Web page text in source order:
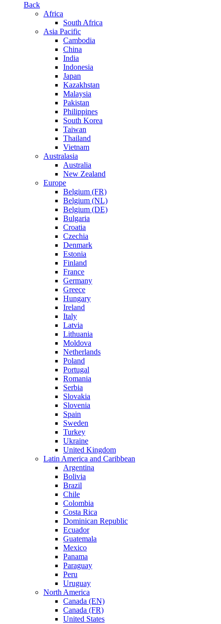
Back
Africa
South Africa
Asia Pacific
Cambodia
China
India
Indonesia
Japan
Kazakhstan
Malaysia
Pakistan
Philippines
South Korea
Taiwan
Thailand
Vietnam
Australasia
Australia
New Zealand
Europe
Belgium (FR)
Belgium (NL)
Belgium (DE)
Bulgaria
Croatia
Czechia
Denmark
Estonia
Finland
France
Germany
Greece
Hungary
Ireland
Italy
Latvia
Lithuania
Moldova
Netherlands
Poland
Portugal
Romania
Serbia
Slovakia
Slovenia
Spain
Sweden
Turkey
Ukraine
United Kingdom
Latin America and Caribbean
Argentina
Bolivia
Brazil
Chile
Colombia
Costa Rica
Dominican Republic
Ecuador
Guatemala
Mexico
Panama
Paraguay
Peru
Uruguay
North America
Canada (EN)
Canada (FR)
United States